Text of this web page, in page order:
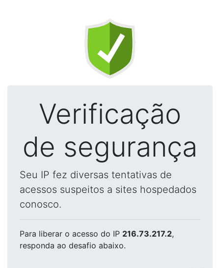
Verificação
de segurança
Seu IP fez diversas tentativas de
acessos suspeitos a sites hospedados
conosco.
Para liberar o acesso do IP 216.73.217.2,
responda ao desafio abaixo.